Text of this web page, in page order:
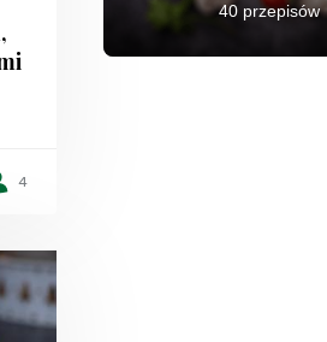
4
40 przepisów